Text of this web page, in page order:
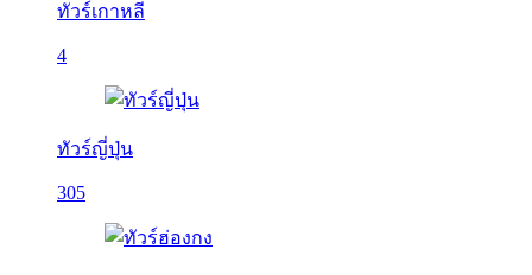
ทัวร์เกาหลี
4
ทัวร์ญี่ปุ่น
305